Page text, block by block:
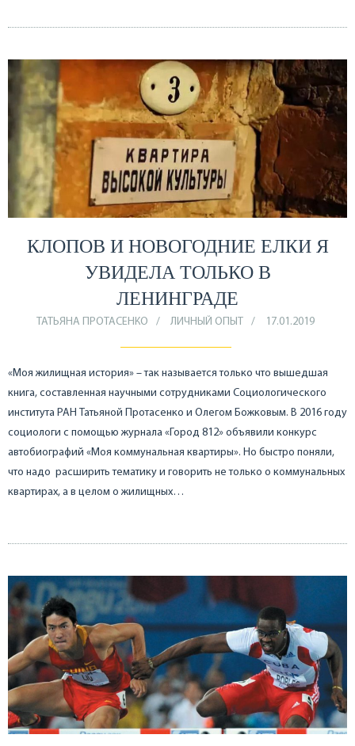
КЛОПОВ И НОВОГОДНИЕ ЕЛКИ Я
УВИДЕЛА ТОЛЬКО В
ЛЕНИНГРАДЕ
ТАТЬЯНА ПРОТАСЕНКО ЛИЧНЫЙ ОПЫТ 17.01.2019
«Моя жилищная история» – так называется только что вышедшая
книга, составленная научными сотрудниками Социологического
института РАН Татьяной Протасенко и Олегом Божковым. В 2016 году
социологи с помощью журнала «Город 812» объявили конкурс
автобиографий «Моя коммунальная квартиры». Но быстро поняли,
что надо расширить тематику и говорить не только о коммунальных
квартирах, а в целом о жилищных…